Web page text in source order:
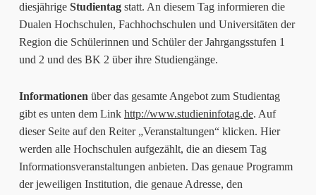
diesjährige Studientagstatt. An diesem Tag informieren die
Dualen Hochschulen, Fachhochschulen und Universitäten der
Region die Schülerinnen und Schüler der Jahrgangsstufen 1
und 2 und des BK 2 über ihre Studiengänge.
Informationen über das gesamte Angebot zum Studientag
gibt es unten dem Link http://www.studieninfotag.de. Auf
dieser Seite auf den Reiter „Veranstaltungen“ klicken. Hier
werden alle Hochschulen aufgezählt, die an diesem Tag
Informationsveranstaltungen anbieten. Das genaue Programm
der jeweiligen Institution, die genaue Adresse, den